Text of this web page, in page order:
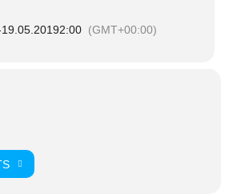
vom
19.05.20192:00 (GMT+00:00)